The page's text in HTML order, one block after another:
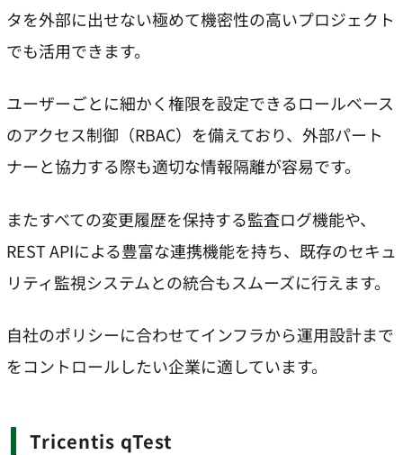
タを外部に出せない極めて機密性の高いプロジェクト
でも活用できます。
ユーザーごとに細かく権限を設定できるロールベース
のアクセス制御（RBAC）を備えており、外部パート
ナーと協力する際も適切な情報隔離が容易です。
またすべての変更履歴を保持する監査ログ機能や、
REST APIによる豊富な連携機能を持ち、既存のセキュ
リティ監視システムとの統合もスムーズに行えます。
自社のポリシーに合わせてインフラから運用設計まで
をコントロールしたい企業に適しています。
Tricentis qTest